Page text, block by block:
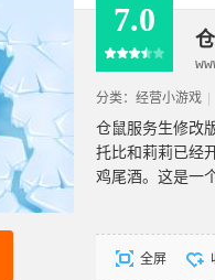
7.0
分类： 经营小游戏
仓鼠服务生修改
托比和莉莉已经
鸡尾酒。这是一
全屏